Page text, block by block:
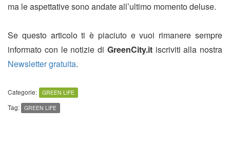
ma le aspettative sono andate all’ultimo momento deluse.
Se questo articolo ti è piaciuto e vuoi rimanere sempre
informato con le notizie di GreenCity.itiscriviti alla nostra
Newsletter gratuita.
Categorie: GREEN LIFE
Tag: GREEN LIFE